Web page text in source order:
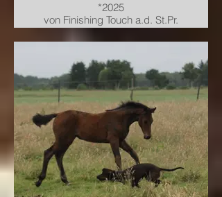
*2025
von Finishing Touch a.d. St.Pr.
Stute / PHS*** Chaccofina von
Chacco Blue-Graf Top-For
Pleasure
verkauft nach Niedersachsen